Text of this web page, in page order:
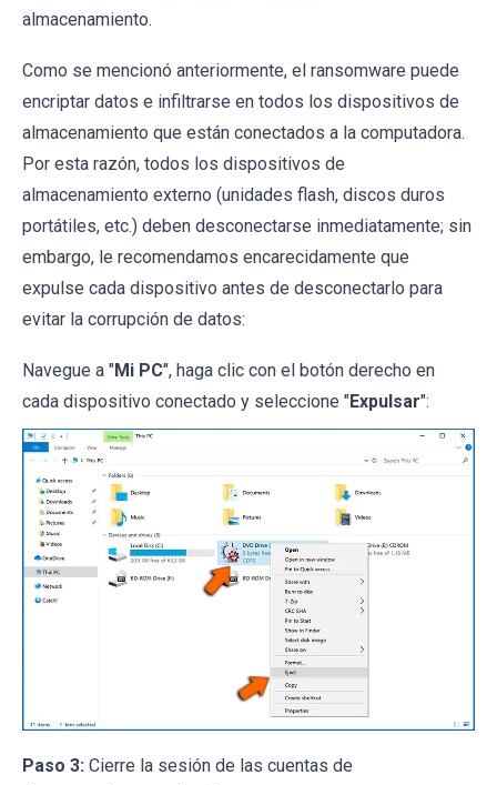
almacenamiento.
Como se mencionó anteriormente, el ransomware puede
encriptar datos e infiltrarse en todos los dispositivos de
almacenamiento que están conectados a la computadora.
Por esta razón, todos los dispositivos de
almacenamiento externo (unidades flash, discos duros
portátiles, etc.) deben desconectarse inmediatamente; sin
embargo, le recomendamos encarecidamente que
expulse cada dispositivo antes de desconectarlo para
evitar la corrupción de datos:
Navegue a "Mi PC", haga clic con el botón derecho en
cada dispositivo conectado y seleccione "Expulsar":
Paso 3: Cierre la sesión de las cuentas de